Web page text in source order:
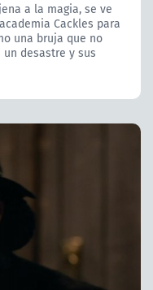
a la magia, se ve
Cackles para
una bruja que no
desastre y sus